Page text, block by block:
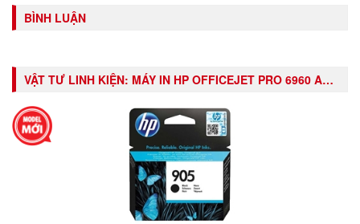
BÌNH LUẬN
VẬT TƯ LINH KIỆN: MÁY IN HP OFFICEJET PRO 6960 ALL-IN-ONE PRINTER (J7K33A)